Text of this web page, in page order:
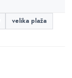
velika plaža